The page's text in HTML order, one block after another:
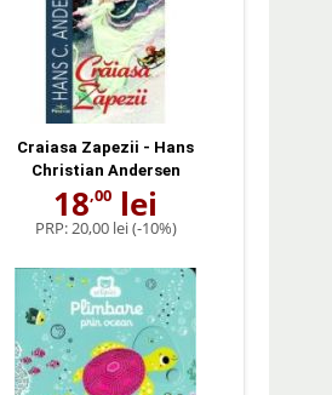
Craiasa Zapezii - Hans
Christian Andersen
18,00 lei
PRP:20,00 lei(-10%)